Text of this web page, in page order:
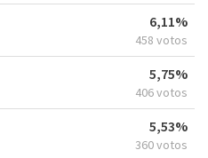
6,11%
458 votos
5,75%
406 votos
5,53%
360 votos